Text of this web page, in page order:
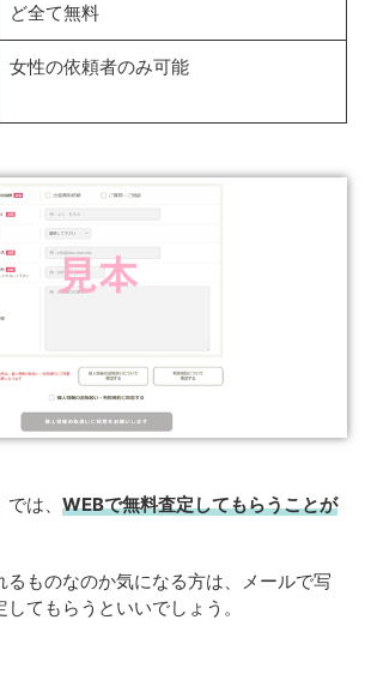
ど全て無料
女性の依頼者のみ可能
は、 WEBで無料査定してもらうことが
るものなのか気になる方は、メールで写
てもらうといいでしょう。